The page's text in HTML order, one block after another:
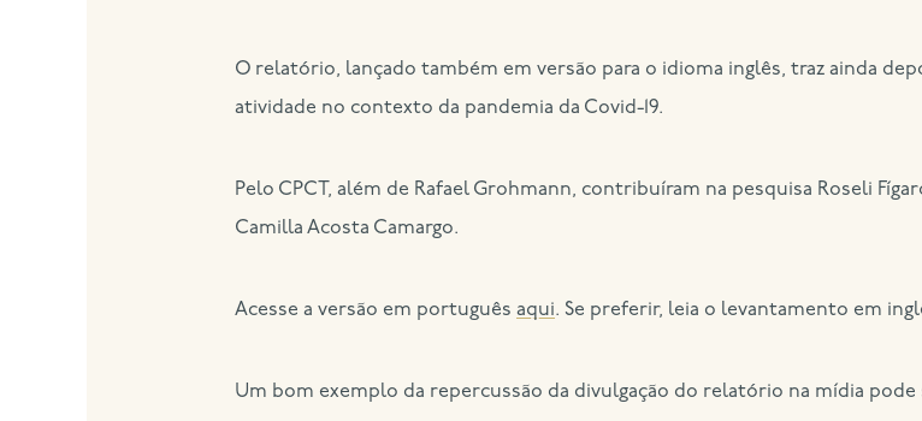
O relatório, lançado também em versão para o idioma inglês, traz ainda
atividade no contexto da pandemia da Covid-19.
Pelo CPCT, além de Rafael Grohmann, contribuíram na pesquisa Roseli
Camilla Acosta Camargo.
Acesse a versão em português aqui. Se preferir, leia o levantamento em
Um bom exemplo da repercussão da divulgação do relatório na mídia